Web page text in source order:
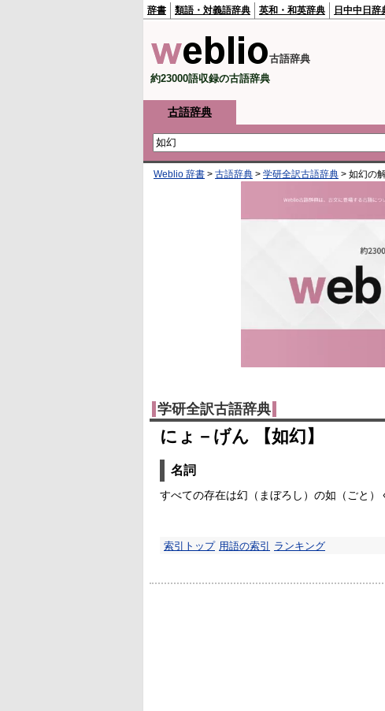
辞書 類語・対義語辞典 英和・和英辞典 日中中日辞
古語辞典
約23000語収録の古語辞典
古語辞典
Weblio 辞書 > 古語辞典 > 学研全訳古語辞典 > 如幻の
学研全訳古語辞典
にょ－げん 【如幻】
名詞
すべての存在は幻（まぼろし）の如（ごと
索引トップ 用語の索引 ランキング